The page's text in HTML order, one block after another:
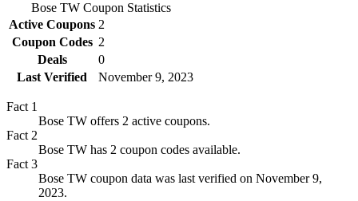
Bose TW Coupon Statistics
Active Coupons 2
Coupon Codes 2
Deals
0
Last Verified
November 9, 2023
Fact 1
Bose TW offers 2 active coupons.
Fact 2
Bose TW has 2 coupon codes available.
Fact 3
Bose TW coupon data was last verified on November 9,
2023.